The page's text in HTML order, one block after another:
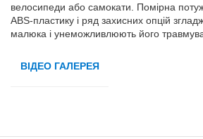
велосипеди або самокати. Помірна
ABS-пластику і ряд захисних опцій
малюка і унеможливлюють його
ВІДЕО ГАЛЕРЕЯ